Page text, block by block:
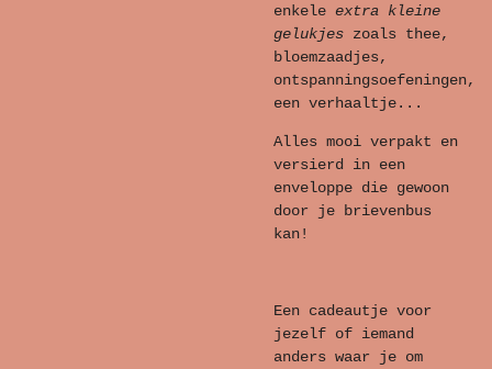
enkele extra kleine
gelukjes zoals thee,
bloemzaadjes,
ontspanningsoefeningen,
een verhaaltje...
Alles mooi verpakt en
versierd in een
enveloppe die gewoon
door je brievenbus
kan!
Een cadeautje voor
jezelf of iemand
anders waar je om